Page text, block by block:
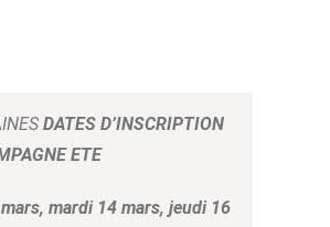
DATES D’INSCRIPTION
ETE
mars, mardi 14 mars, jeudi 16